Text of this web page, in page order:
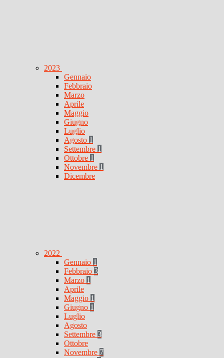
2023
Gennaio
Febbraio
Marzo
Aprile
Maggio
Giugno
Luglio
Agosto 1
Settembre 1
Ottobre 1
Novembre 1
Dicembre
2022
Gennaio 1
Febbraio 3
Marzo 1
Aprile
Maggio 1
Giugno 1
Luglio
Agosto
Settembre 3
Ottobre
Novembre 7